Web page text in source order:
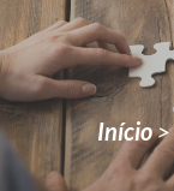
Início>